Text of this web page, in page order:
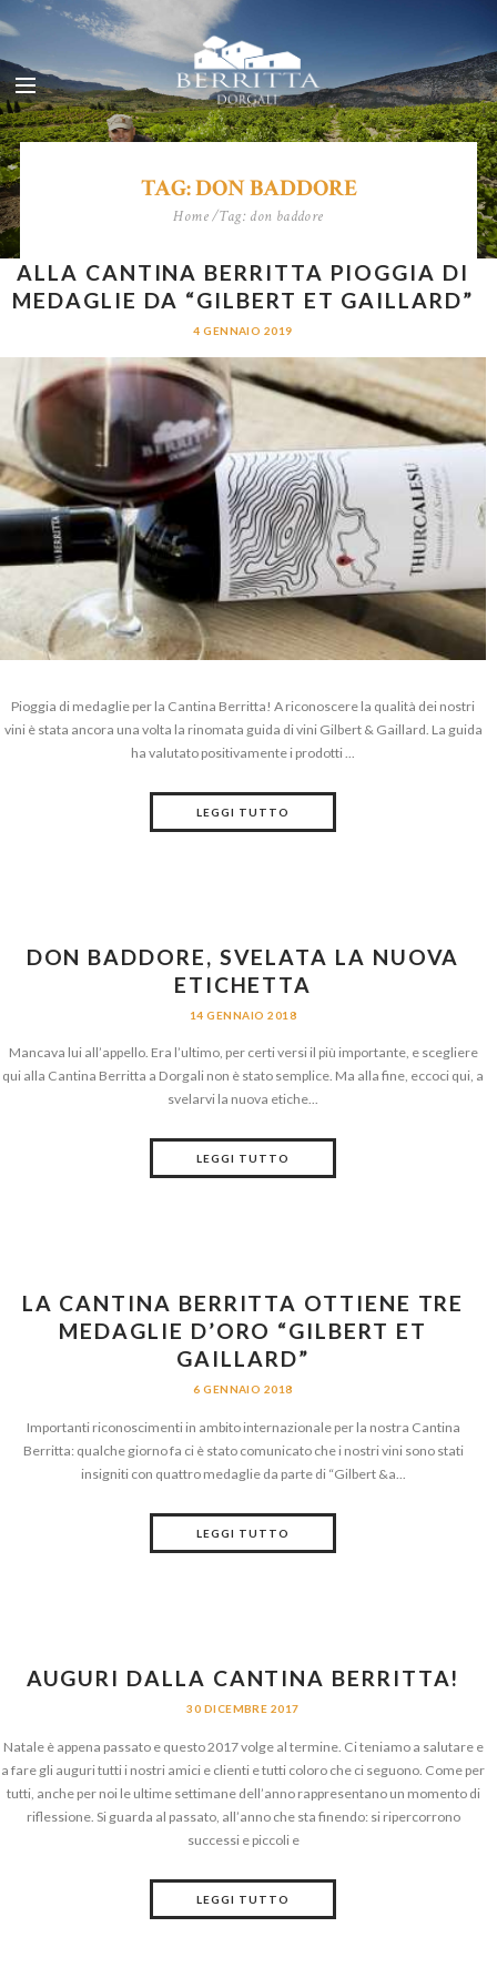
TAG: DON BADDORE
Home Tag: don baddore
ALLA CANTINA BERRITTA PIOGGIA DI
MEDAGLIE DA “GILBERT ET GAILLARD”
4 GENNAIO 2019
Pioggia di medaglie per la Cantina Berritta! A riconoscere la qualità dei nostri
vini è stata ancora una volta la rinomata guida di vini Gilbert & Gaillard. La guida
ha valutato positivamente i prodotti ...
LEGGI TUTTO
DON BADDORE, SVELATA LA NUOVA
ETICHETTA
14 GENNAIO 2018
Mancava lui all’appello. Era l’ultimo, per certi versi il più importante, e scegliere
qui alla Cantina Berritta a Dorgali non è stato semplice. Ma alla fine, eccoci qui, a
svelarvi la nuova etiche...
LEGGI TUTTO
LA CANTINA BERRITTA OTTIENE TRE
MEDAGLIE D’ORO “GILBERT ET
GAILLARD”
6 GENNAIO 2018
Importanti riconoscimenti in ambito internazionale per la nostra Cantina
Berritta: qualche giorno fa ci è stato comunicato che i nostri vini sono stati
insigniti con quattro medaglie da parte di “Gilbert &a...
LEGGI TUTTO
AUGURI DALLA CANTINA BERRITTA!
30 DICEMBRE 2017
Natale è appena passato e questo 2017 volge al termine. Ci teniamo a salutare e
a fare gli auguri tutti i nostri amici e clienti e tutti coloro che ci seguono. Come per
tutti, anche per noi le ultime settimane dell’anno rappresentano un momento di
riflessione. Si guarda al passato, all’anno che sta finendo: si ripercorrono
successi e piccoli e
LEGGI TUTTO